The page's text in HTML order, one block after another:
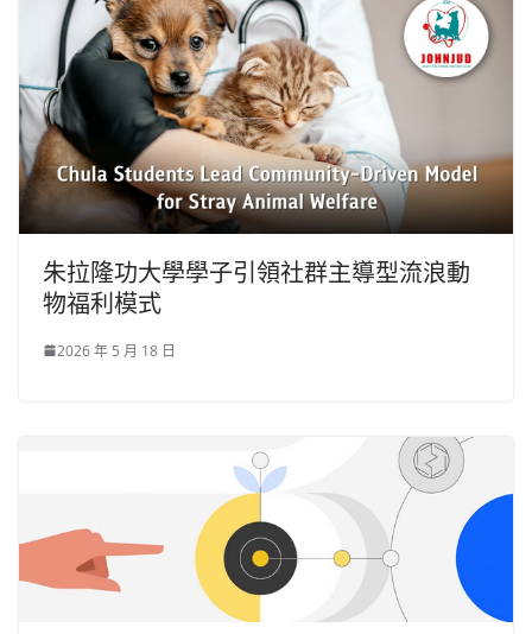
朱拉隆功大學學子引領社群主導型流浪動
物福利模式
2026 年 5 月 18 日